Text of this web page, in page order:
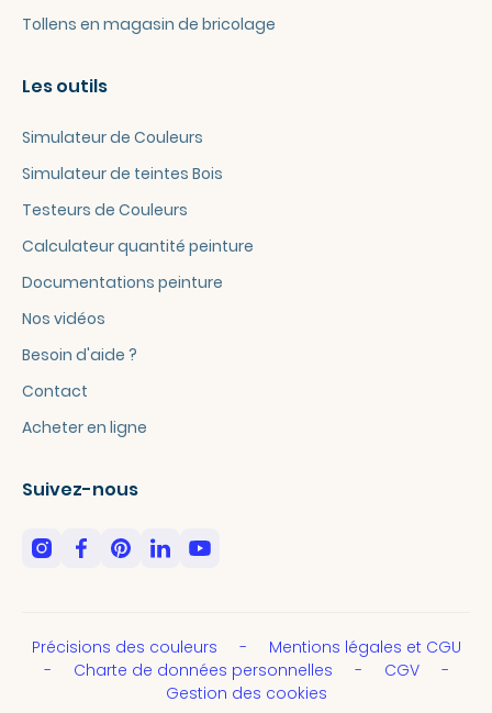
Tollens en magasin de bricolage
Les outils
Simulateur de Couleurs
Simulateur de teintes Bois
Testeurs de Couleurs
Calculateur quantité peinture
Documentations peinture
Nos vidéos
Besoin d'aide ?
Contact
Acheter en ligne
Suivez-nous
Précisions des couleurs
Mentions légales et CGU
Charte de données personnelles
CGV
Gestion des cookies